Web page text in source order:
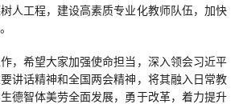
人工程，建设高素质专业化教师队伍，加快
，希望大家加强使命担当，深入领会习近平
讲话精神和全国两会精神，将其融入日常教
德智体美劳全面发展，勇于改革，着力提升